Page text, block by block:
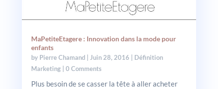
MaPetiteEtagere : Innovation dans la mode pour
enfants
by Pierre Chamand| Juin 28, 2016
Définition
Marketing| 0 Comments
Plus besoin de se casser la tête à aller acheter